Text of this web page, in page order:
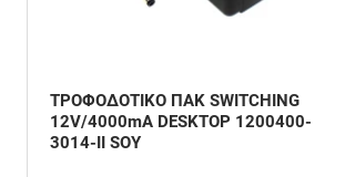
ΤΡΟΦΟΔΟΤΙΚΟ ΠΑΚ SWITCHING
12V/4000mA DESKTOP 1200400-
3014-II SOY